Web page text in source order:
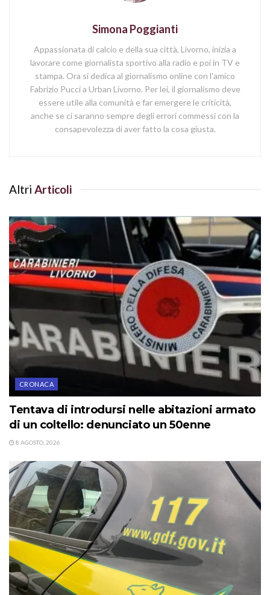
Simona Poggianti
Appassionata di calcio e della sua città, Livorno, inizia a
lavorare come giornalista sportivo alla radio e poi in TV e
stampa. Ora si dedica al giornalismo online con l'amico
Fabrizio Pucci a Urban Livorno. Per lei, il giornalismo deve
essere utile alla comunità e far emergere le criticità,
anche se ci saranno sempre degli errori commessi con la
consapevolezza di aver fatto la cosa giusta.
Altri Articoli
CRONACA
Tentava di introdursi nelle abitazioni armato
di un coltello: denunciato un 50enne
8 AGOSTO, 2026